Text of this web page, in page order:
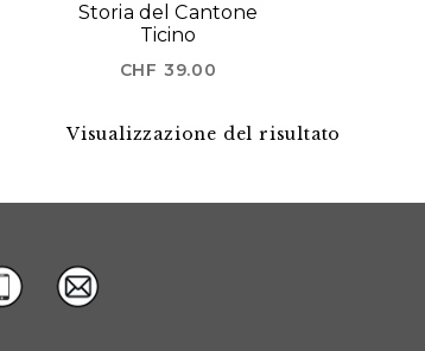
Storia del Cantone
Ticino
CHF 39.00
Visualizzazione del risultato